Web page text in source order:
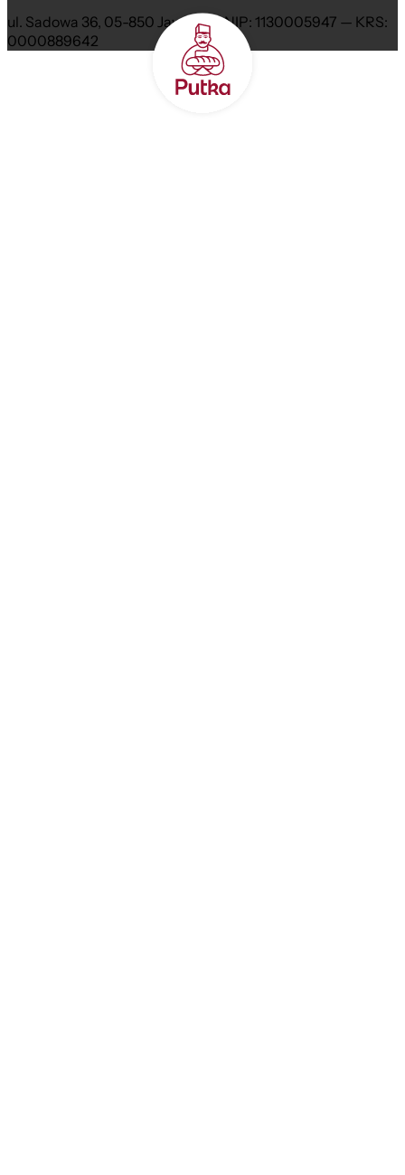
ul. Sadowa 36, 05-850 Jawczyce NIP: 1130005947 — KRS:
0000889642